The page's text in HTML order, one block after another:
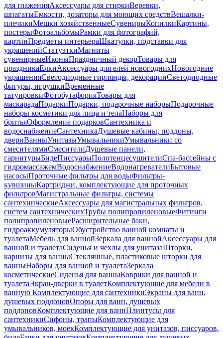
для глаженияАксессуары для стиркиВеревки,
шпагатыЕмкости, дозаторы для моющих средствВешалки-
плечикиМешки хозяйственныеСувенирыКопилкиКартины,
постерыФотоальбомыРамки для фотографий,
картинПредметы интерьераШкатулки, подставки для
украшенийСтатуэткиМагниты
сувенирныеИконыПраздничный декорТовары для
праздникаЕлкиАксессуары для елей новогоднихНовогодние
украшенияСветодиодные гирлянды, декорацииСветодиодные
фигуры, игрушкиВременные
татуировкиФотобутафорияТовары для
маскарадаПодаркиПодарки, подарочные наборыПодарочные
наборы косметики для лица и телаНаборы для
бритьяОформление подарковСантехника и
водоснабжениеСантехникаДушевые кабины, поддоны,
двериВанныУнитазыУмывальникиУмывальники со
смесителямиСмесителиДушевые панели,
гарнитурыБидеПиссуарыПолотенцесушителиСпа-бассейны с
гидромассажемВодоснабжениеВодонагревателиБытовые
насосыПроточные фильтры для водыФильтры-
кувшиныКартриджи, комплектующие для проточных
фильтровМагистральные фильтры, системы
сантехническиеАксессуары для магистральных фильтров,
систем сантехническихТрубы полипропиленовыеФитинги
полипропиленовыеРасширительные баки,
гидроаккумуляторыОбустройство ванной комнаты и
туалетаМебель для ваннойЗеркала для ваннойАксессуары для
ванной и туалетаСиденья и чехлы для унитазаШторки,
карнизы для ванныСтеклянные, пластиковые шторки для
ванныНаборы для ванной и туалетаЗеркала
косметическиеСиденья для ванныКоврики для ванной и
туалетаЭкран-дверки в туалетКомплектующие для мебели в
ванную Комплектующие для сантехникиЭкраны для ванн,
душевых поддоновОпоры для ванн, душевых
поддоновКомплектующие для ваннПлинтусы для
сантехникиСифоны, трапыКомплектующие для
умывальников, моекКомплектующие для унитазов, писсуаров,